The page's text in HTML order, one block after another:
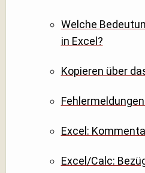
Welche
in Excel?
Kopieren über
Fehlermeldungen
Excel:
Excel/Calc: